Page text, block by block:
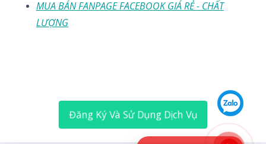
MUA BÁN FANPAGE FACEBOOK GIÁ RẺ - CHẤT
LƯỢNG
Đăng Ký Và Sử Dụng Dịch Vụ